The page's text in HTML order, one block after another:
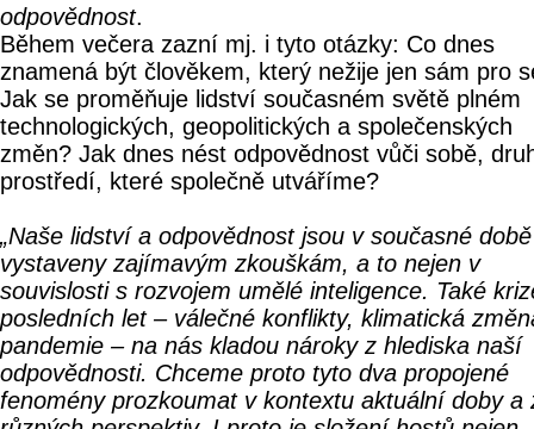
odpovědnost.
Během večera zazní mj. i tyto otázky: Co dnes
znamená být člověkem, který nežije jen sám pro
Jak se proměňuje lidství současném světě plném
technologických, geopolitických a společenských
změn? Jak dnes nést odpovědnost vůči sobě,
prostředí, které společně utváříme?
„Naše lidství a odpovědnost jsou v současné době
vystaveny zajímavým zkouškám, a to nejen v
souvislosti s rozvojem umělé inteligence. Také
posledních let – válečné konflikty, klimatická
pandemie – na nás kladou nároky z hlediska naší
odpovědnosti. Chceme proto tyto dva propojené
fenomény prozkoumat v kontextu aktuální doby a